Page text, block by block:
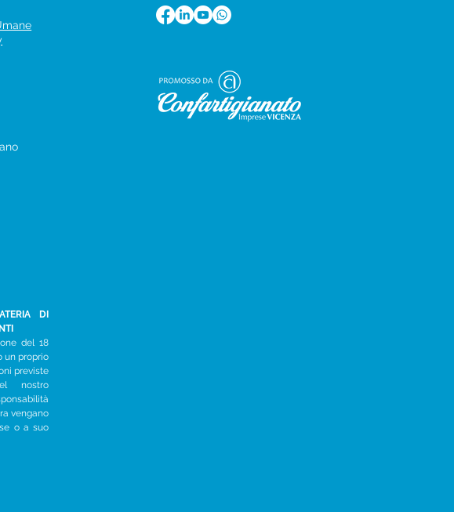
DI
del 18
un proprio
previste
nostro
vengano
o a suo